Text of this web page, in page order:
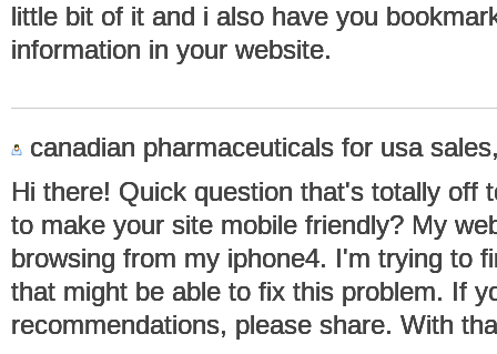
little bit of it and i also have you
information in your website.
canadian pharmaceuticals for usa
Hi there! Quick question that's totally off
to make your site mobile friendly? My
browsing from my iphone4. I'm trying to
that might be able to fix this problem. If
recommendations, please share. With